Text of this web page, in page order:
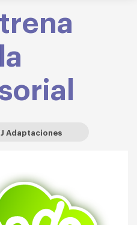
Adaptaciones